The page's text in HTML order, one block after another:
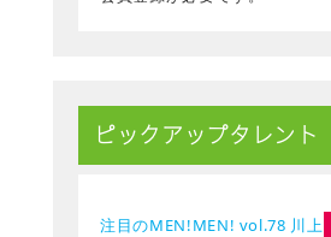
ピックアップタレント
注目のMEN!MEN! vol.78 川上